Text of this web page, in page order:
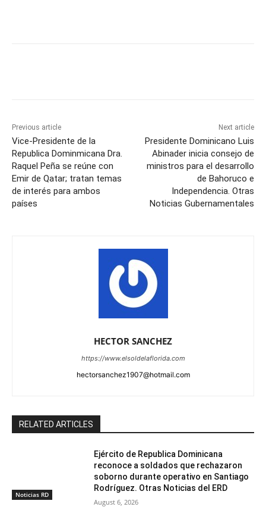
Previous article
Vice-Presidente de la
Republica Dominmicana Dra.
Raquel Peña se reúne con
Emir de Qatar; tratan temas
de interés para ambos
países
Next article
Presidente Dominicano Luis
Abinader inicia consejo de
ministros para el desarrollo
de Bahoruco e
Independencia. Otras
Noticias Gubernamentales
HECTOR SANCHEZ
https://www.elsoldelaflorida.com
hectorsanchez1907@hotmail.com
RELATED ARTICLES
Noticias RD
Ejército de Republica Dominicana
reconoce a soldados que rechazaron
soborno durante operativo en Santiago
Rodríguez. Otras Noticias del ERD
August 6, 2026